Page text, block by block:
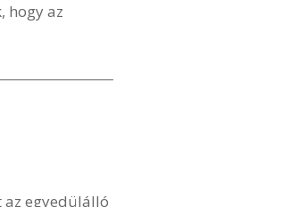
hogy az
az egyedülálló